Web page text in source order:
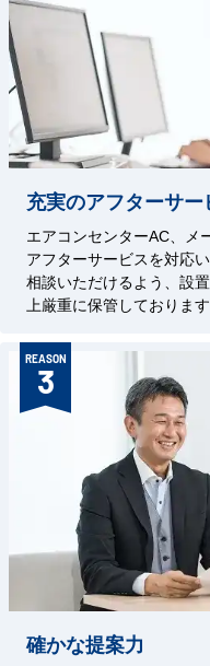
充実のアフターサー
エアコンセンターAC、メ
アフターサービスを対応
相談いただけるよう、設
上厳重に保管しております
REASON
3
確かな提案力